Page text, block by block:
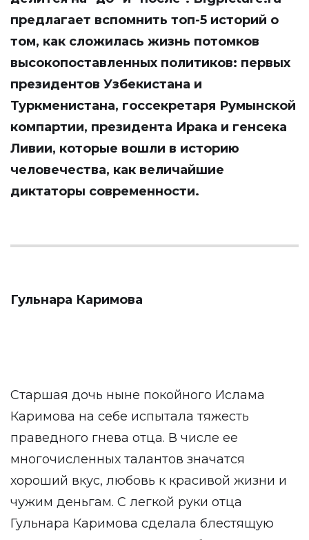
предлагает вспомнить топ-5 историй о
том, как сложилась жизнь потомков
высокопоставленных политиков: первых
президентов Узбекистана и
Туркменистана, госсекретаря Румынской
компартии, президента Ирака и генсека
Ливии, которые вошли в историю
человечества, как величайшие
диктаторы современности.
Гульнара Каримова
Старшая дочь ныне покойного Ислама
Каримова на себе испытала тяжесть
праведного гнева отца. В числе ее
многочисленных талантов значатся
хороший вкус, любовь к красивой жизни и
чужим деньгам. С легкой руки отца
Гульнара Каримова сделала блестящую